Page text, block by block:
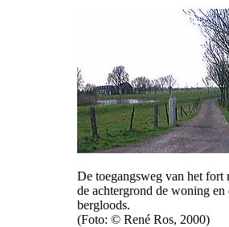
De toegangsweg van het fort
de achtergrond de woning en
bergloods.
(Foto: © René Ros, 2000)